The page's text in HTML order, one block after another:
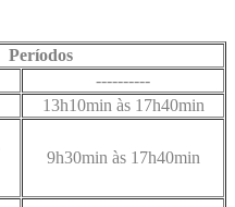
Períodos
----------
13h10min às 17h40min
9h30min às 17h40min